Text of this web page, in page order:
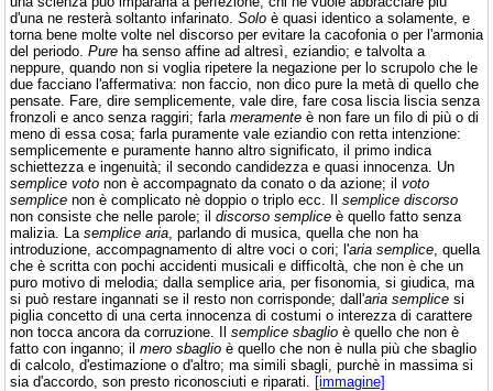
d'una ne resterà soltanto infarinato. Solo è quasi identico a solamente, e
torna bene molte volte nel discorso per evitare la cacofonia o per l'armonia
del periodo. Pure ha senso affine ad altresì, eziandio; e talvolta a
neppure, quando non si voglia ripetere la negazione per lo scrupolo che le
due facciano l'affermativa: non faccio, non dico pure la metà di quello che
pensate. Fare, dire semplicemente, vale dire, fare cosa liscia liscia senza
fronzoli e anco senza raggiri; farla meramente è non fare un filo di più o di
meno di essa cosa; farla puramente vale eziandio con retta intenzione:
semplicemente e puramente hanno altro significato, il primo indica
schiettezza e ingenuità; il secondo candidezza e quasi innocenza. Un
semplice voto non è accompagnato da conato o da azione; il voto
semplice non è complicato nè doppio o triplo ecc. Il semplice discorso
non consiste che nelle parole; il discorso semplice è quello fatto senza
malizia. La semplice aria , parlando di musica, quella che non ha
introduzione, accompagnamento di altre voci o cori; l'aria semplice , quella
che è scritta con pochi accidenti musicali e difficoltà, che non è che un
puro motivo di melodia; dalla semplice aria, per fisonomia, si giudica, ma
si può restare ingannati se il resto non corrisponde; dall'aria semplice si
piglia concetto di una certa innocenza di costumi o interezza di carattere
non tocca ancora da corruzione. Il semplice sbaglio è quello che non è
fatto con inganno; il mero sbaglio è quello che non è nulla più che sbaglio
di calcolo, d'estimazione o d'altro; ma simili sbagli, purchè in massima si
sia d'accordo, son presto riconosciuti e riparati. [immagine]